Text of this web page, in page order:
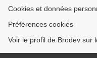
Cookies et données
Préférences cookies
Voir le profil de Brodev sur